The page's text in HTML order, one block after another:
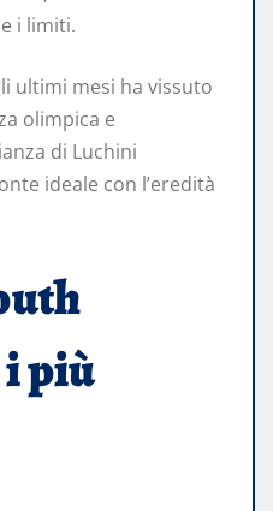
i limiti.
ultimi mesi ha vissuto
olimpica e
di Luchini
ideale con l’eredità
più